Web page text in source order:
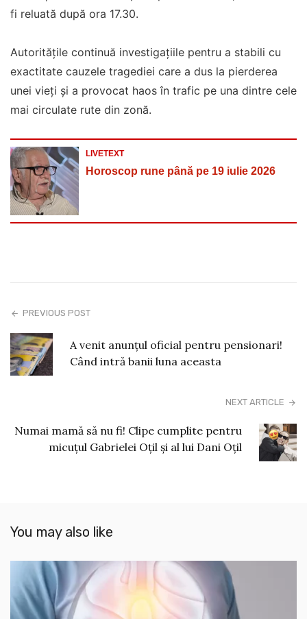
fi reluată după ora 17.30.
Autoritățile continuă investigațiile pentru a stabili cu
exactitate cauzele tragediei care a dus la pierderea
unei vieți și a provocat haos în trafic pe una dintre cele
mai circulate rute din zonă.
LIVETEXT
Horoscop rune până pe 19 iulie 2026
PREVIOUS POST
A venit anunțul oficial pentru pensionari!
Când intră banii luna aceasta
NEXT ARTICLE
Numai mamă să nu fi! Clipe cumplite pentru
micuțul Gabrielei Oțil și al lui Dani Oțil
You may also like